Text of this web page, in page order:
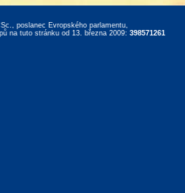
poslanec Evropského parlamentu,
na tuto stránku od 13. března 2009: 398571261